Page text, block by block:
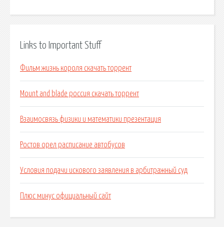
Links to Important Stuff
Фильм жизнь короля скачать торрент
Mount and blade россия скачать торрент
Взаимосвязь физики и математики презентация
Ростов орел расписание автобусов
Условия подачи искового заявления в арбитражный суд
Плюс минус официальный сайт